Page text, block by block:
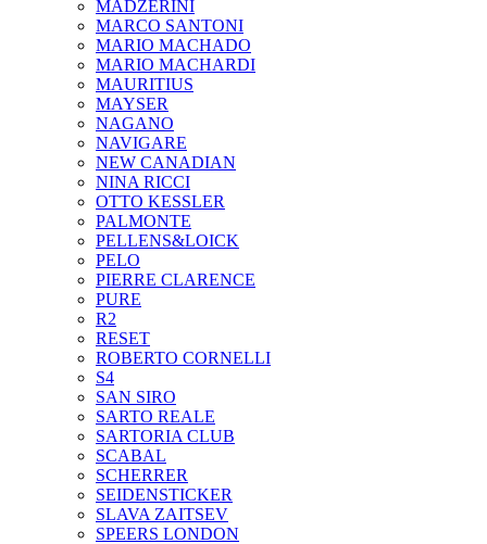
MADZERINI
MARCO SANTONI
MARIO MACHADO
MARIO MACHARDI
MAURITIUS
MAYSER
NAGANO
NAVIGARE
NEW CANADIAN
NINA RICCI
OTTO KESSLER
PALMONTE
PELLENS&LOICK
PELO
PIERRE CLARENCE
PURE
R2
RESET
ROBERTO CORNELLI
S4
SAN SIRO
SARTO REALE
SARTORIA CLUB
SCABAL
SCHERRER
SEIDENSTICKER
SLAVA ZAITSEV
SPEERS LONDON